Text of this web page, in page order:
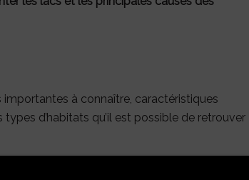
à connaître, caractéristiques
d’habitats qu’il est possible de retrouver